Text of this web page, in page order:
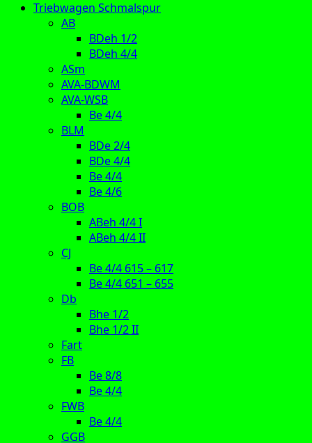
Triebwagen Schmalspur
AB
BDeh 1/2
BDeh 4/4
ASm
AVA-BDWM
AVA-WSB
Be 4/4
BLM
BDe 2/4
BDe 4/4
Be 4/4
Be 4/6
BOB
ABeh 4/4 I
ABeh 4/4 II
CJ
Be 4/4 615 – 617
Be 4/4 651 – 655
Db
Bhe 1/2
Bhe 1/2 II
Fart
FB
Be 8/8
Be 4/4
FWB
Be 4/4
GGB